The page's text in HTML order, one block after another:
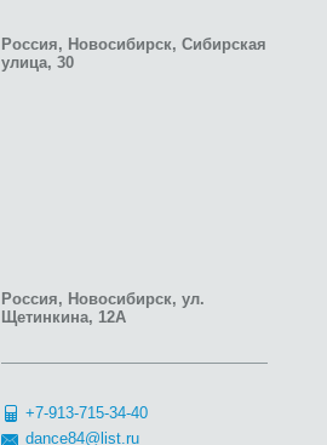
Россия, Новосибирск, Сибирская
улица, 30
Россия, Новосибирск, ул.
Щетинкина, 12А
+7-913-715-34-40
dance84@list.ru